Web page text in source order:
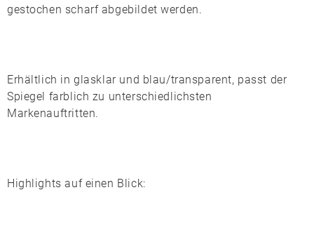
gestochen scharf abgebildet werden.
Erhältlich inglasklarund blau/transparent, passt der
Spiegel farblich zu unterschiedlichsten
Markenauftritten.
Highlights auf einen Blick: